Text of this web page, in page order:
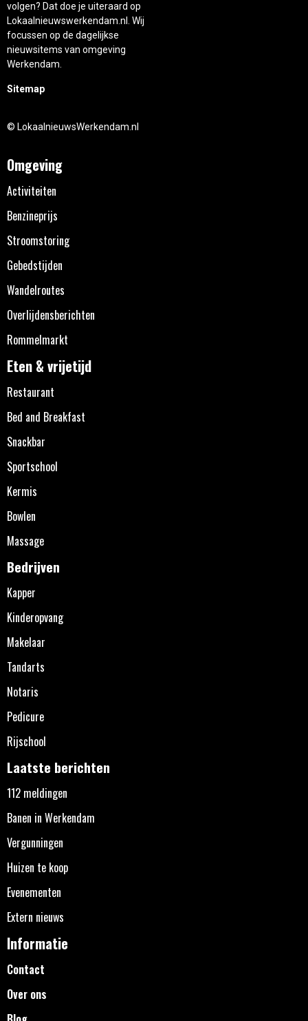
volgen? Dat doe je uiteraard op
Lokaalnieuwswerkendam.nl. Wij
focussen op de dagelijkse
nieuwsitems van omgeving
Werkendam.
Sitemap
© LokaalnieuwsWerkendam.nl
Omgeving
Activiteiten
Benzineprijs
Stroomstoring
Gebedstijden
Wandelroutes
Overlijdensberichten
Rommelmarkt
Eten & vrijetijd
Restaurant
Bed and Breakfast
Snackbar
Sportschool
Kermis
Bowlen
Massage
Bedrijven
Kapper
Kinderopvang
Makelaar
Tandarts
Notaris
Pedicure
Rijschool
Laatste berichten
112 meldingen
Banen in Werkendam
Vergunningen
Huizen te koop
Evenementen
Extern nieuws
Informatie
Contact
Over ons